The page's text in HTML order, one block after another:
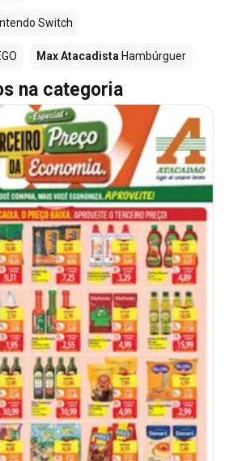
Switch
Max Atacadista Hambúrguer
na categoria